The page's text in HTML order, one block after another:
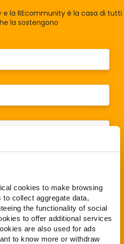
cookies to make browsing
collect aggregate data,
the functionality of social
to offer additional services
are also used for ads
to know more or withdraw
e la REcommunity è la casa di tutti
la sostengono